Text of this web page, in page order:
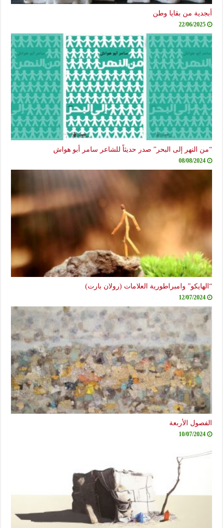
أبجدية من بقايا وطن
22/06/2025
“من النهر إلى البحر” صدر حديثاً للشاعر سامر أبو هواش
08/08/2024
“الهايكو” وامبراطورية العلامات (رولان بارت)
12/07/2024
الفصول الأربعة
10/07/2024